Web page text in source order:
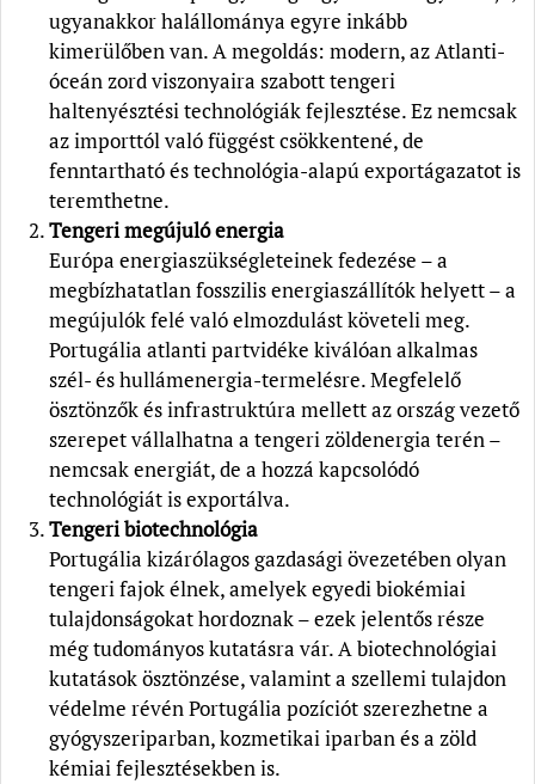
ugyanakkor halállománya egyre inkább
kimerülőben van. A megoldás: modern, az Atlanti-
óceán zord viszonyaira szabott tengeri
haltenyésztési technológiák fejlesztése. Ez nemcsak
az importtól való függést csökkentené, de
fenntartható és technológia-alapú exportágazatot is
teremthetne.
Tengeri megújuló energia
Európa energiaszükségleteinek fedezése – a
megbízhatatlan fosszilis energiaszállítók helyett – a
megújulók felé való elmozdulást követeli meg.
Portugália atlanti partvidéke kiválóan alkalmas
szél- és hullámenergia-termelésre. Megfelelő
ösztönzők és infrastruktúra mellett az ország vezető
szerepet vállalhatna a tengeri zöldenergia terén –
nemcsak energiát, de a hozzá kapcsolódó
technológiát is exportálva.
Tengeri biotechnológia
Portugália kizárólagos gazdasági övezetében olyan
tengeri fajok élnek, amelyek egyedi biokémiai
tulajdonságokat hordoznak – ezek jelentős része
még tudományos kutatásra vár. A biotechnológiai
kutatások ösztönzése, valamint a szellemi tulajdon
védelme révén Portugália pozíciót szerezhetne a
gyógyszeriparban, kozmetikai iparban és a zöld
kémiai fejlesztésekben is.